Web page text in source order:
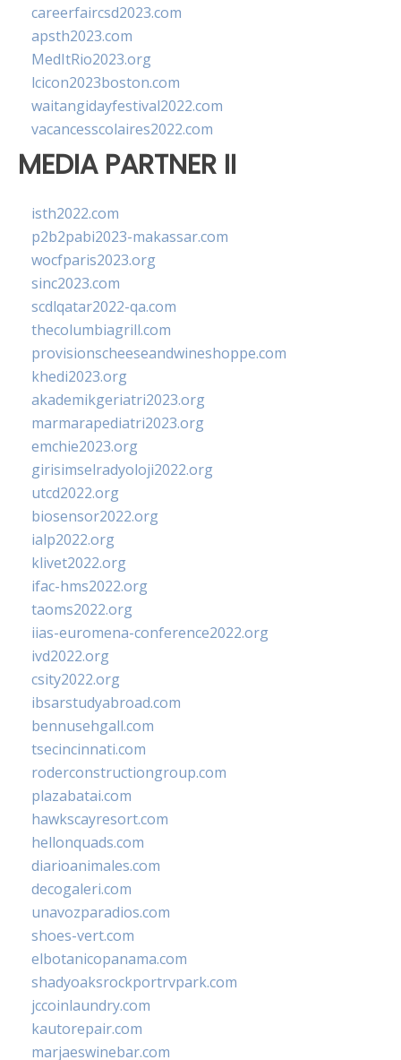
careerfaircsd2023.com
apsth2023.com
MedItRio2023.org
lcicon2023boston.com
waitangidayfestival2022.com
vacancesscolaires2022.com
MEDIA PARTNER II
isth2022.com
p2b2pabi2023-makassar.com
wocfparis2023.org
sinc2023.com
scdlqatar2022-qa.com
thecolumbiagrill.com
provisionscheeseandwineshoppe.com
khedi2023.org
akademikgeriatri2023.org
marmarapediatri2023.org
emchie2023.org
girisimselradyoloji2022.org
utcd2022.org
biosensor2022.org
ialp2022.org
klivet2022.org
ifac-hms2022.org
taoms2022.org
iias-euromena-conference2022.org
ivd2022.org
csity2022.org
ibsarstudyabroad.com
bennusehgall.com
tsecincinnati.com
roderconstructiongroup.com
plazabatai.com
hawkscayresort.com
hellonquads.com
diarioanimales.com
decogaleri.com
unavozparadios.com
shoes-vert.com
elbotanicopanama.com
shadyoaksrockportrvpark.com
jccoinlaundry.com
kautorepair.com
marjaeswinebar.com